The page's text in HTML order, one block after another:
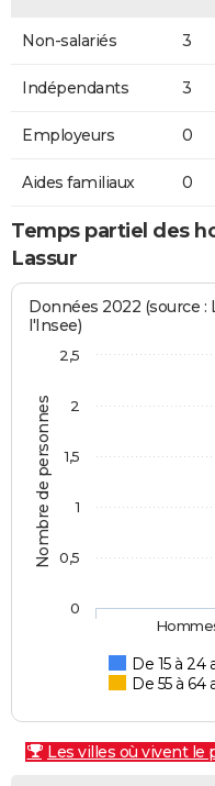
Non-salariés 3
Indépendants 3
Employeurs 0
Aides familiaux 0
Temps partiel des
Lassur
Nombre de personnes
Données 2022 (source
l'Insee)
De 15 à 24
De 55 à 64
0
0,5
1
1,5
2
2,5
Les villes où vivent le